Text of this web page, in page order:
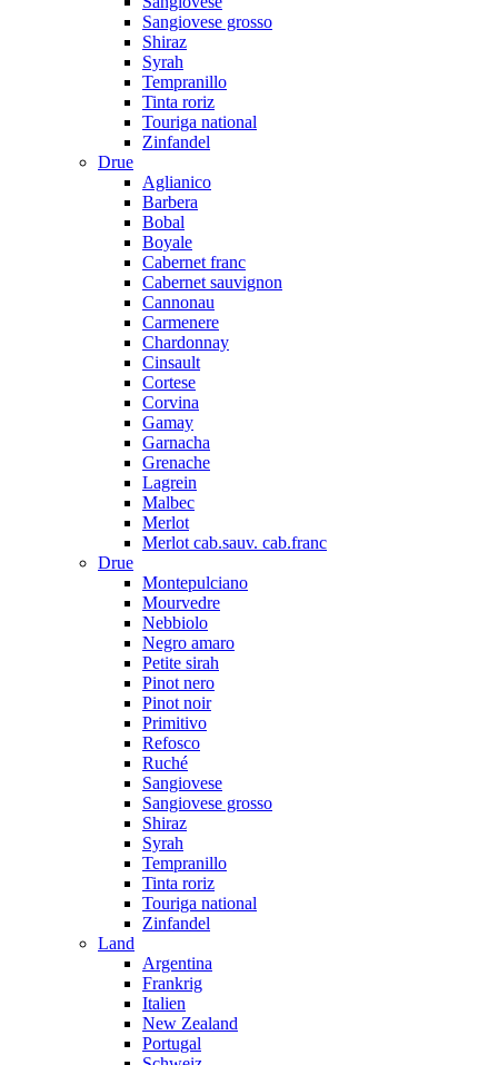
Sangiovese grosso
Shiraz
Syrah
Tempranillo
Tinta roriz
Touriga national
Zinfandel
Drue
Aglianico
Barbera
Bobal
Boyale
Cabernet franc
Cabernet sauvignon
Cannonau
Carmenere
Chardonnay
Cinsault
Cortese
Corvina
Gamay
Garnacha
Grenache
Lagrein
Malbec
Merlot
Merlot cab.sauv. cab.franc
Drue
Montepulciano
Mourvedre
Nebbiolo
Negro amaro
Petite sirah
Pinot nero
Pinot noir
Primitivo
Refosco
Ruché
Sangiovese
Sangiovese grosso
Shiraz
Syrah
Tempranillo
Tinta roriz
Touriga national
Zinfandel
Land
Argentina
Frankrig
Italien
New Zealand
Portugal